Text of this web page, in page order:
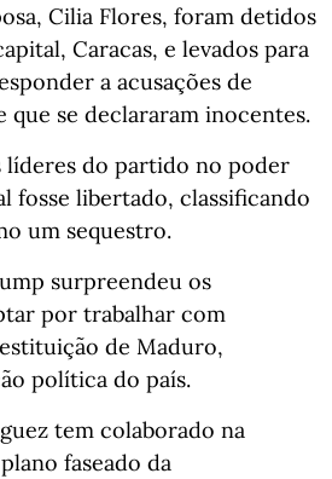
Cilia Flores, foram detidos
Caracas, e levados para
a acusações de
que se declararam inocentes.
líderes do partido no poder
fosse libertado, classificando
um sequestro.
surpreendeu os
por trabalhar com
de Maduro,
política do país.
tem colaborado na
faseado da